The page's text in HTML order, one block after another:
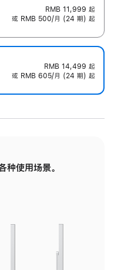
RMB 11,999 起
或 RMB 500/月 (24 期) 起
RMB 14,499 起
或 RMB 605/月 (24 期) 起
种使用场景。